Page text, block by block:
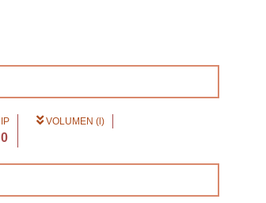
IP
0
VOLUMEN (l)